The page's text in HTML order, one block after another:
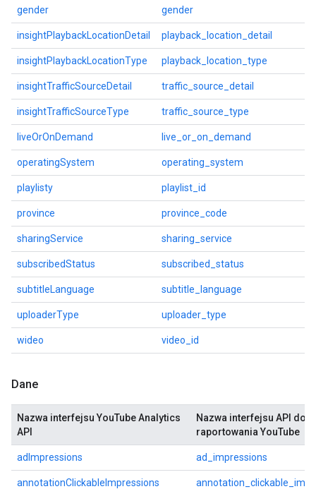
gender gender
insightPlaybackLocationDetail playback_location_detail
insightPlaybackLocationType playback_location_type
insightTrafficSourceDetail traffic_source_detail
insightTrafficSourceType traffic_source_type
liveOrOnDemand live_or_on_demand
operatingSystem operating_system
playlisty playlist_id
province province_code
sharingService sharing_service
subscribedStatus subscribed_status
subtitleLanguage subtitle_language
uploaderType uploader_type
wideo video_id
Dane
Nazwa interfejsu YouTube Analytics
API
Nazwa interfejsu API do
raportowania YouTube
adImpressions ad_impressions
annotationClickableImpressions